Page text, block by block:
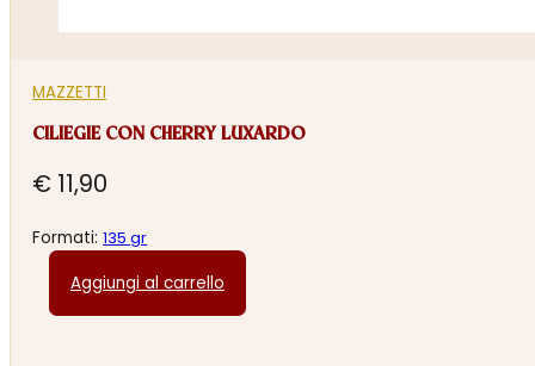
MAZZETTI
CILIEGIE CON CHERRY LUXARDO
€ 11,90
Formati:135 gr
Aggiungi al carrello